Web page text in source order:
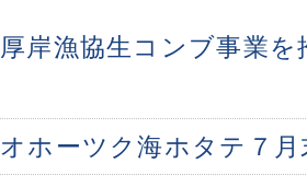
厚岸漁協生コンブ事業
オホーツク海ホタテ７